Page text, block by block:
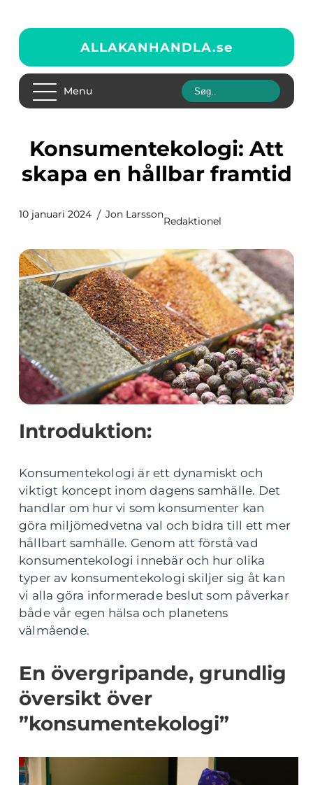
ALLAKANHANDLA.se
Menu
Konsumentekologi: Att
skapa en hållbar framtid
10 januari 2024 Jon Larsson
Redaktionel
Introduktion:
Konsumentekologi är ett dynamiskt och
viktigt koncept inom dagens samhälle. Det
handlar om hur vi som konsumenter kan
göra miljömedvetna val och bidra till ett mer
hållbart samhälle. Genom att förstå vad
konsumentekologi innebär och hur olika
typer av konsumentekologi skiljer sig åt kan
vi alla göra informerade beslut som påverkar
både vår egen hälsa och planetens
välmående.
En övergripande, grundlig
översikt över
”konsumentekologi”